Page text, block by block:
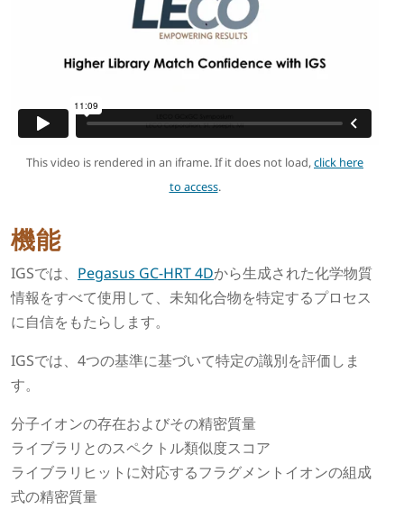
This video is rendered in an iframe. If it does not load,click here
to access.
機能
IGSでは、 Pegasus GC-HRT 4Dから生成された化学物質
情報をすべて使用して、未知化合物を特定するプロセス
に自信をもたらします。
IGSでは、4つの基準に基づいて特定の識別を評価しま
す。
分子イオンの存在およびその精密質量
ライブラリとのスペクトル類似度スコア
ライブラリヒットに対応するフラグメントイオンの組成
式の精密質量